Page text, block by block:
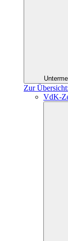
Zur
VdK-